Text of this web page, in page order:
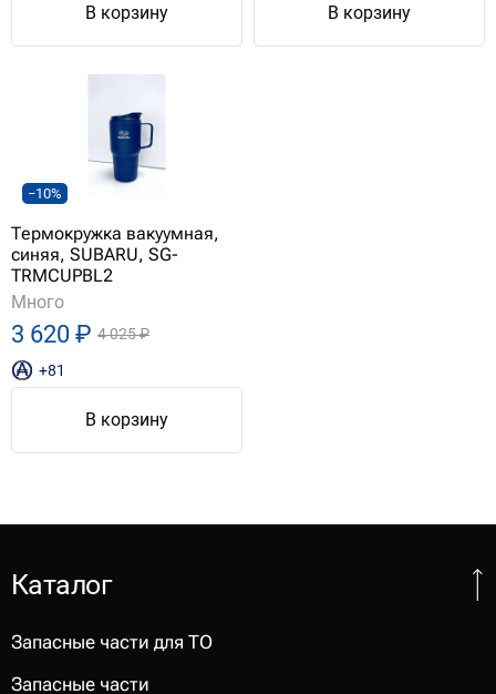
В корзину В корзину
−10%
Термокружка вакуумная,
синяя, SUBARU, SG-
TRMCUPBL2
Много
3 620 ₽ 4 025 ₽
+81
В корзину
Каталог
Запасные части для ТО
Запасные части